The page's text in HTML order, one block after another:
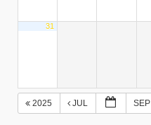
31
2025 JUL SEP